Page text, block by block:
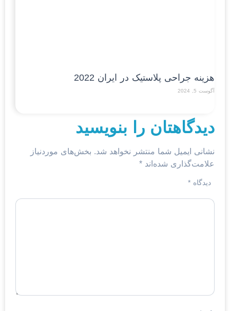
هزینه جراحی پلاستیک در ایران 2022
آگوست 5, 2024
دیدگاهتان را بنویسید
نشانی ایمیل شما منتشر نخواهد شد. بخش‌های موردنیاز
علامت‌گذاری شده‌اند *
دیدگاه *